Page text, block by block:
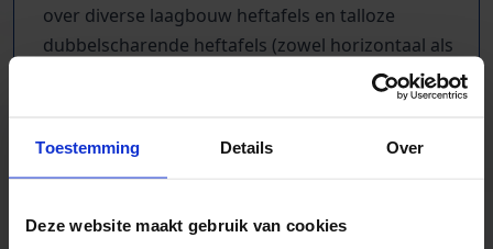
Toestemming Details Over
Deze website maakt gebruik van cookies
over diverse laagbouw heftafels en talloze
dubbelscharende heftafels (zowel horizontaal als
verticaal dubbelscharend). Elke heftafel wordt bij
verkoop technisch & optisch keurig in orde